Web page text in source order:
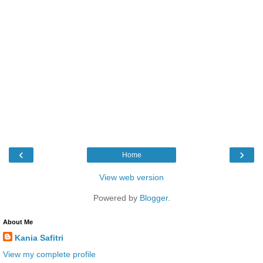
‹ ›
Home
View web version
Powered by Blogger.
About Me
Kania Safitri
View my complete profile